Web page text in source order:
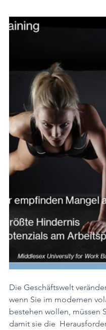
Die Geschäftswelt
wenn Sie im modernen
bestehen wollen, müssen
damit sie die